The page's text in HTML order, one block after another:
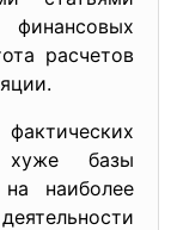
расчетов
хуже базы
наиболее